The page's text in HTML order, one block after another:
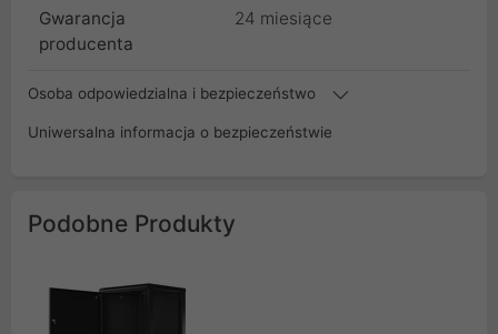
Gwarancja
producenta
24 miesiące
Osoba odpowiedzialna i bezpieczeństwo
Uniwersalna informacja o bezpieczeństwie
Podobne Produkty